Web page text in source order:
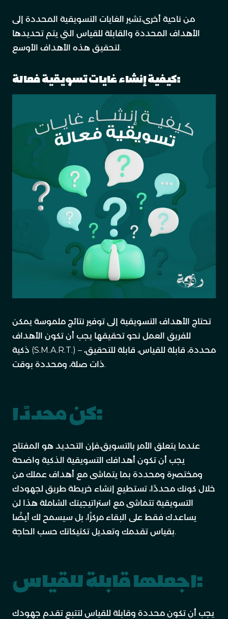
من ناحية أخرى،تشير الغايات التسويقية المحددة إلى
الأهداف المحددة والقابلة للقياس التي يتم تحديدها
لتحقيق هذه الأهداف الأوسع.
كيفية إنشاء غايات تسويقية فعالة:
تحتاج الأهداف التسويقية إلى توفير نتائج ملموسة يمكن
للفريق العمل نحو تحقيقها يجب أن تكون الأهداف
ذكية (S.M.A.R.T.) – محددة، قابلة للقياس، قابلة للتحقيق،
ذات صلة، ومحددة بوقت.
كن محددًا:
عندما يتعلق الأمر بالتسويق،فإن التحديد هو المفتاح
يجب أن تكون أهدافك التسويقية الذكية واضحة
ومختصرة ومحددة بما يتماشى مع أهداف عملك من
خلال كونك محددًا، تستطيع إنشاء خريطة طريق لجهودك
التسويقية تتماشى مع استراتيجيتك الشاملة هذا لن
يساعدك فقط على البقاء مركزًا، بل سيسمح لك أيضًا
بقياس تقدمك وتعديل تكتيكاتك حسب الحاجة.
اجعلها قابلة للقياس:
يجب أن تكون محددة وقابلة للقياس لتتبع تقدم جهودك